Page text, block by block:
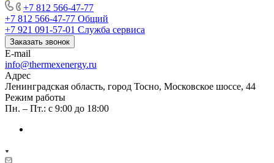
+7 812 566-47-77
+7 812 566-47-77 Общий
+7 921 091-57-01 Служба сервиса
Заказать звонок
E-mail
info@thermexenergy.ru
Адрес
Ленинградская область, город Тосно, Московское шоссе, 44
Режим работы
Пн. – Пт.: с 9:00 до 18:00